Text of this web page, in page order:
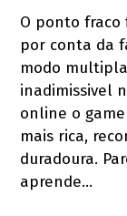
O ponto fraco
por conta da
modo
inadimissivel
online o
mais rica,
duradoura.
aprende…